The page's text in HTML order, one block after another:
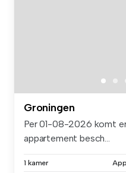
Groningen
Per 01-08-2026 komt
appartement besch...
1 kamer